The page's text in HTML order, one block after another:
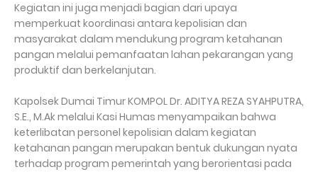
Kegiatan ini juga menjadi bagian dari upaya
memperkuat koordinasi antara kepolisian dan
masyarakat dalam mendukung program ketahanan
pangan melalui pemanfaatan lahan pekarangan yang
produktif dan berkelanjutan.
Kapolsek Dumai Timur KOMPOL Dr. ADITYA REZA SYAHPUTRA,
S.E., M.Ak melalui Kasi Humas menyampaikan bahwa
keterlibatan personel kepolisian dalam kegiatan
ketahanan pangan merupakan bentuk dukungan nyata
terhadap program pemerintah yang berorientasi pada